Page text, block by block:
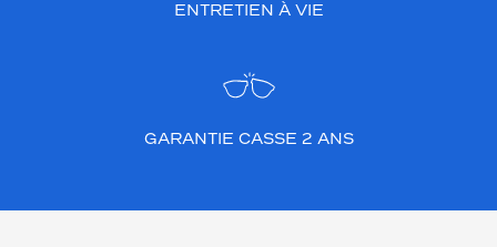
ENTRETIEN À VIE
GARANTIE CASSE 2 ANS